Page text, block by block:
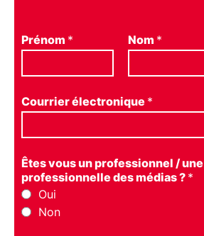
Prénom * Nom *
Courrier électronique *
Êtes vous un professionnel / une
professionnelle des médias ? *
Oui
Non